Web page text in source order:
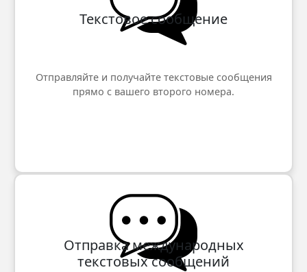
Текстовое сообщение
Отправляйте и получайте текстовые сообщения
прямо с вашего второго номера.
Отправка международных
текстовых сообщений